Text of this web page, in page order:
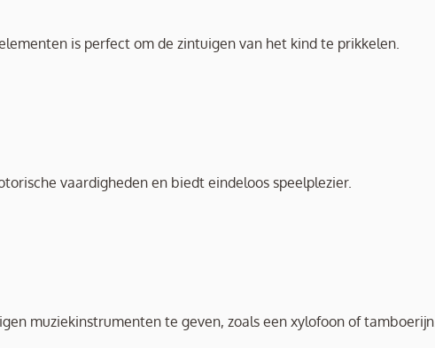
is perfect om de zintuigen van het kind te prikkelen.
vaardigheden en biedt eindeloos speelplezier.
muziekinstrumenten te geven, zoals een xylofoon of tamboerijn.